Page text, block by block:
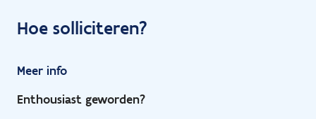
Hoe solliciteren?
Meer info
Enthousiast geworden?